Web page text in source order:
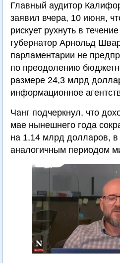
Главный аудитор
заявил вчера, 10 июня,
рискует рухнуть в
губернатор Арнольд
парламентарии не
по преодолению
размере 24,3 млрд
информационное
Чанг подчеркнул, что
мае нынешнего года
на 1,14 млрд долларов, в
аналогичным периодом